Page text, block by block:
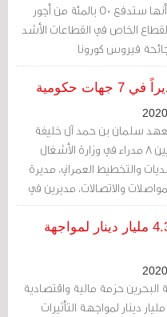
يوم الاثنين أنها ستدفع 50 بالمئة من أجور
الخاص في القطاعات الأشد
فيروس كورونا
سلمان بن حمد آل خليفة
قرارات بتعيين 8 مدراء في وزارة الأشغال
والتخطيط العمراني، مديرة
والاتصالات، مديرين في
الأول لرئيس مجلس الوزراء،
احتياطي الأجيال القادمة
والماء، مدير في الهيئة
والغاز ومدير في هيئة تنظيم
الحكومة تقر حزمة مالية بقيمة 4.3 مليار دينار لمواجهة
حزمة مالية واقتصادية
بقيمة 4.3 مليار دينار لمواجهة التأثيرات